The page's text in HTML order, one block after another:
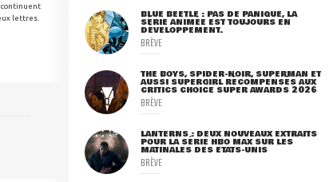
continuent
lettres.
BLUE BEETLE : PAS DE PANIQUE, LA
SÉRIE ANIMÉE EST TOUJOURS EN
DÉVELOPPEMENT.
BRÈVE
THE BOYS, SPIDER-NOIR, SUPERMAN ET
AUSSI SUPERGIRL RÉCOMPENSÉS AUX
CRITICS CHOICE SUPER AWARDS 2026
BRÈVE
LANTERNS : DEUX NOUVEAUX EXTRAITS
POUR LA SÉRIE HBO MAX SUR LES
MATINALES DES ETATS-UNIS
BRÈVE